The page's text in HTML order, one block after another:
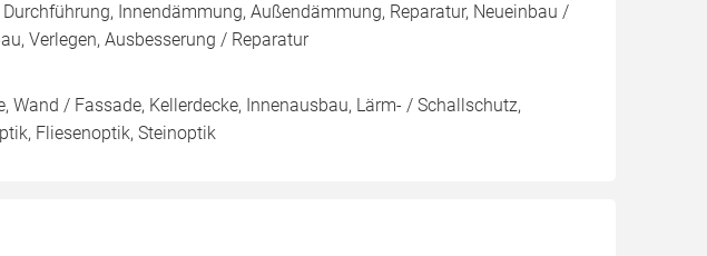
Innendämmung, Außendämmung, Reparatur, Neueinbau /
Verlegen, Ausbesserung / Reparatur
Wand / Fassade, Kellerdecke, Innenausbau, Lärm- / Schallschutz,
Fliesenoptik, Steinoptik